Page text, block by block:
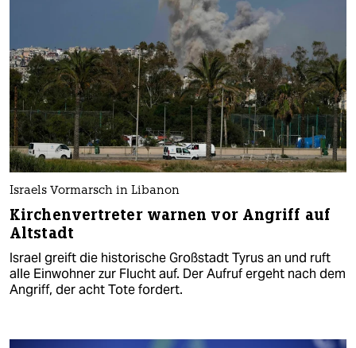
Israels Vormarsch in Libanon
Kirchenvertreter warnen vor Angriff auf
Altstadt
Israel greift die historische Großstadt Tyrus an und ruft
alle Einwohner zur Flucht auf. Der Aufruf ergeht nach dem
Angriff, der acht Tote fordert.